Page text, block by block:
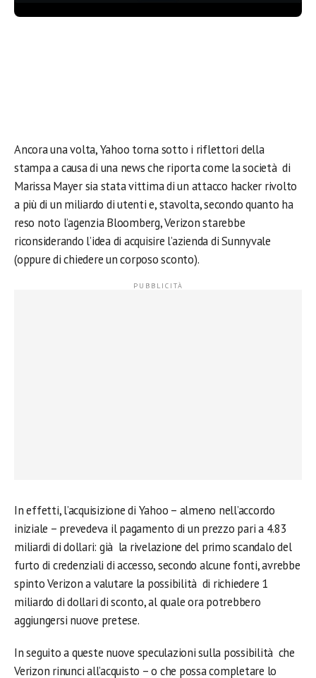
Ancora una volta, Yahoo torna sotto i riflettori della
stampa a causa di una news che riporta come la società di
Marissa Mayer sia stata vittima di un attacco hacker rivolto
a più di un miliardo di utenti e, stavolta, secondo quanto ha
reso noto l’agenzia Bloomberg, Verizon starebbe
riconsiderando l’idea di acquisire l’azienda di Sunnyvale
(oppure di chiedere un corposo sconto).
In effetti, l’acquisizione di Yahoo – almeno nell’accordo
iniziale – prevedeva il pagamento di un prezzo pari a 4.83
miliardi di dollari: già la rivelazione del primo scandalo del
furto di credenziali di accesso, secondo alcune fonti, avrebbe
spinto Verizon a valutare la possibilità di richiedere 1
miliardo di dollari di sconto, al quale ora potrebbero
aggiungersi nuove pretese.
In seguito a queste nuove speculazioni sulla possibilità che
Verizon rinunci all’acquisto – o che possa completare lo